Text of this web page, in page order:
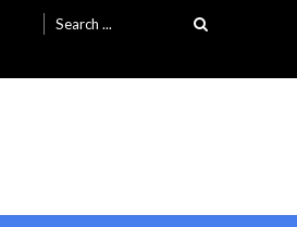
Search for: